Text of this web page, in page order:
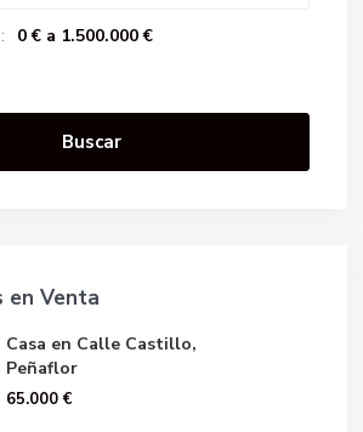
0 € a 1.500.000 €
Buscar
en Venta
Casa en Calle Castillo,
Peñaflor
65.000 €